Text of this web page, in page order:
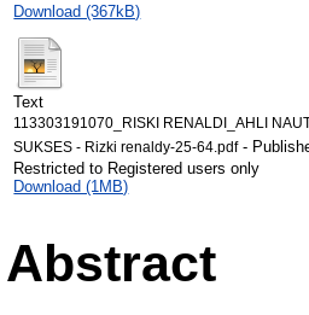
Download (367kB)
Text
113303191070_RISKI RENALDI_AHLI
SUKSES - Rizki renaldy-25-64.pdf-
Restricted to Registered users only
Download (1MB)
Abstract